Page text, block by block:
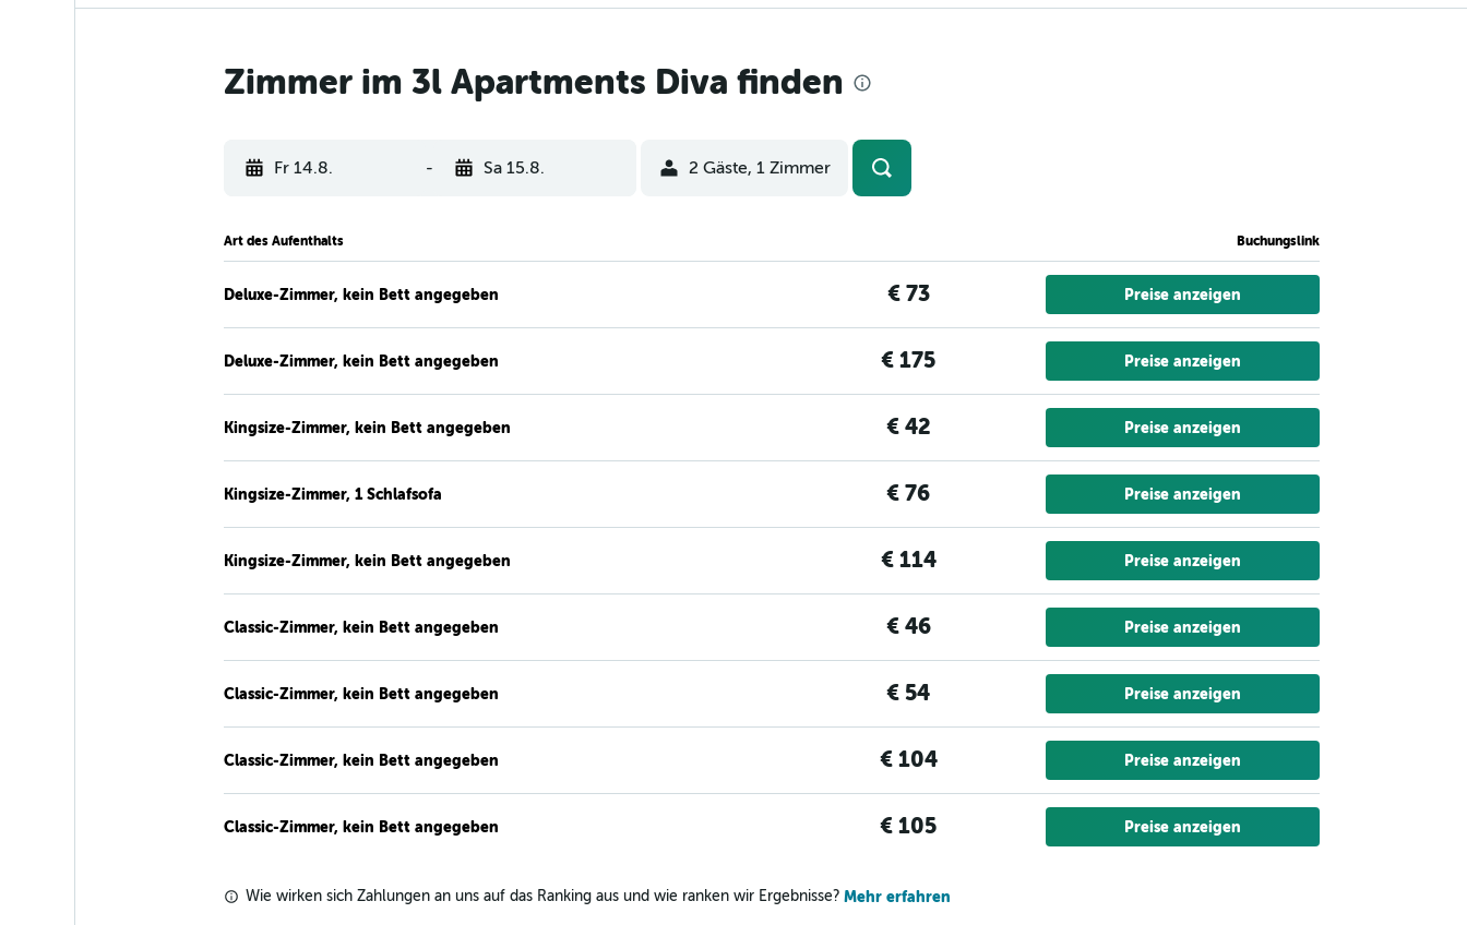
Zimmer im 3l Apartments Diva finden
Fr 14.8. - Sa 15.8. 2 Gäste, 1 Zimmer
Art des Aufenthalts Buchungslink
Deluxe-Zimmer, kein Bett angegeben € 73 Preise anzeigen
Deluxe-Zimmer, kein Bett angegeben € 175 Preise anzeigen
Kingsize-Zimmer, kein Bett angegeben € 42 Preise anzeigen
Kingsize-Zimmer, 1 Schlafsofa € 76 Preise anzeigen
Kingsize-Zimmer, kein Bett angegeben € 114 Preise anzeigen
Classic-Zimmer, kein Bett angegeben € 46 Preise anzeigen
Classic-Zimmer, kein Bett angegeben € 54 Preise anzeigen
Classic-Zimmer, kein Bett angegeben € 104 Preise anzeigen
Classic-Zimmer, kein Bett angegeben € 105 Preise anzeigen
Wie wirken sich Zahlungen an uns auf das Ranking aus und wie ranken wir Ergebnisse? Mehr erfahren